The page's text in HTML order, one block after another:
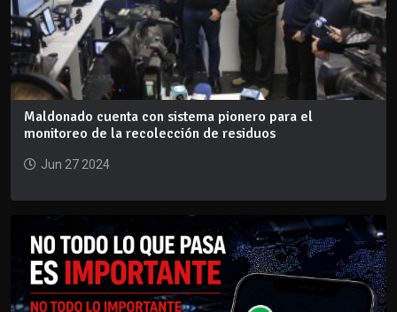
Maldonado cuenta con sistema pionero para el
monitoreo de la recolección de residuos
Jun 27 2024